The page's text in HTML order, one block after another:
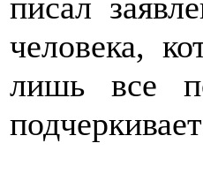
человека,
лишь все